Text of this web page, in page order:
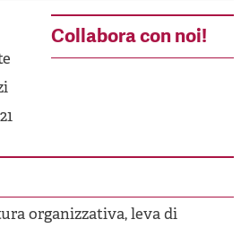
Collabora con noi!
organizzativa, leva di